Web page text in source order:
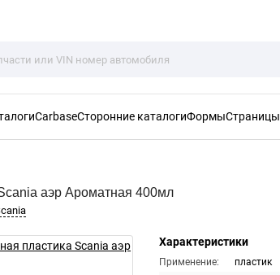
CarbaseСторонние каталогиФормыСтраницы
аэр Ароматная 400мл
Характеристики
Применение:
пластик